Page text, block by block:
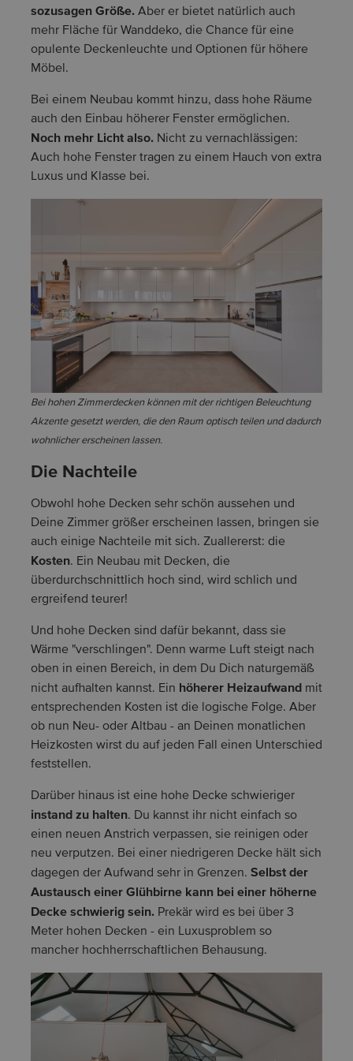
sozusagen Größe. Aber er bietet natürlich auch
mehr Fläche für Wanddeko, die Chance für eine
opulente Deckenleuchte und Optionen für höhere
Möbel.
Bei einem Neubau kommt hinzu, dass hohe Räume
auch den Einbau höherer Fenster ermöglichen.
Noch mehr Licht also. Nicht zu vernachlässigen:
Auch hohe Fenster tragen zu einem Hauch von extra
Luxus und Klasse bei.
Bei hohen Zimmerdecken können mit der richtigen Beleuchtung
Akzente gesetzt werden, die den Raum optisch teilen und dadurch
wohnlicher erscheinen lassen.
Die Nachteile
Obwohl hohe Decken sehr schön aussehen und
Deine Zimmer größer erscheinen lassen, bringen sie
auch einige Nachteile mit sich. Zuallererst: die
Kosten. Ein Neubau mit Decken, die
überdurchschnittlich hoch sind, wird schlich und
ergreifend teurer!
Und hohe Decken sind dafür bekannt, dass sie
Wärme "verschlingen". Denn warme Luft steigt nach
oben in einen Bereich, in dem Du Dich naturgemäß
nicht aufhalten kannst. Ein höherer Heizaufwand mit
entsprechenden Kosten ist die logische Folge. Aber
ob nun Neu- oder Altbau - an Deinen monatlichen
Heizkosten wirst du auf jeden Fall einen Unterschied
feststellen.
Darüber hinaus ist eine hohe Decke schwieriger
instand zu halten. Du kannst ihr nicht einfach so
einen neuen Anstrich verpassen, sie reinigen oder
neu verputzen. Bei einer niedrigeren Decke hält sich
dagegen der Aufwand sehr in Grenzen. Selbst der
Austausch einer Glühbirne kann bei einer höherne
Decke schwierig sein. Prekär wird es bei über 3
Meter hohen Decken - ein Luxusproblem so
mancher hochherrschaftlichen Behausung.